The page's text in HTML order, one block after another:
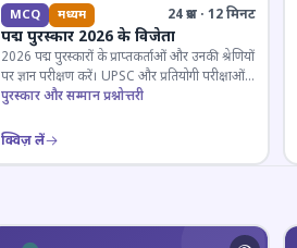
MCQ मध्यम 24 प्रश्न · 12 मिनट
पद्म पुरस्कार 2026 के विजेता
2026 पद्म पुरस्कारों के प्राप्तकर्ताओं और उनकी श्रेणियों
पर ज्ञान परीक्षण करें। UPSC और प्रतियोगी परीक्षाओं
के लिए महत्वपूर्ण।
पुरस्कार और सम्मान प्रश्नोत्तरी
क्विज़ लें